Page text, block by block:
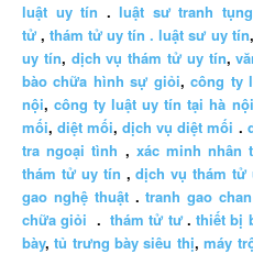
luật uy tín .luật sư tranh tụng
tử ,thám tử uy tín . luật sư uy tín,
uy tín, dịch vụ thám tử uy tín,
bào chữa hình sự giỏi,công ty
nội,công ty luật uy tín tại hà nội
mối,diệt mối,dịch vụ diệt mối .
tra ngoại tình , xác minh nhân
thám tử uy tín ,dịch vụ thám tử
gao nghệ thuật.tranh gao
chữa giỏi .thám tử tư.thiết bị
bày,tủ trưng bày siêu thị,máy